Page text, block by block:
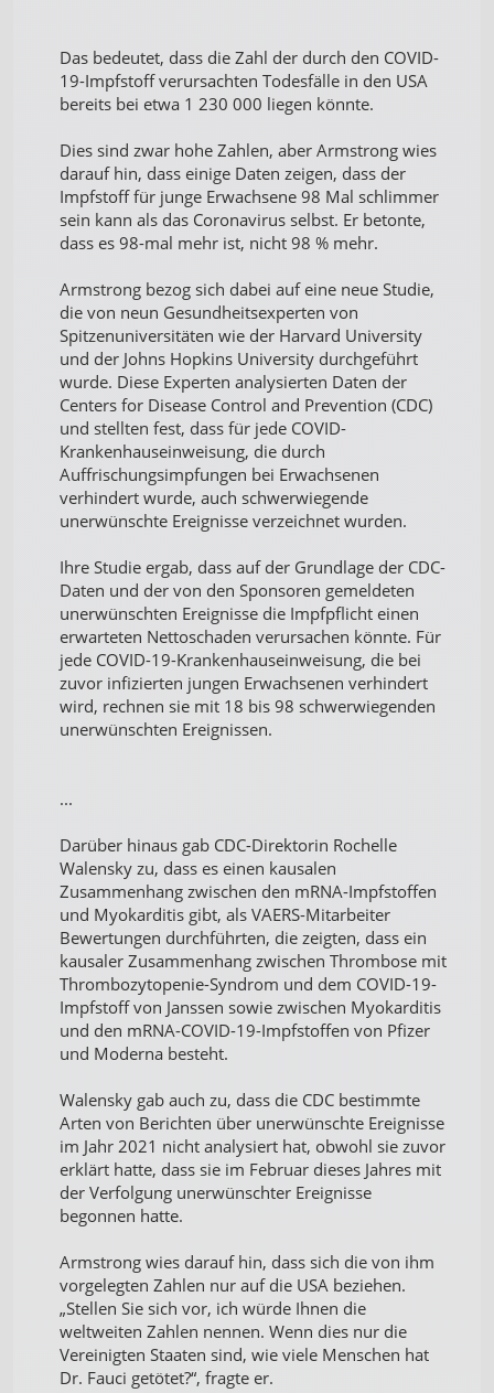
Das bedeutet, dass die Zahl der durch den COVID-
19-Impfstoff verursachten Todesfälle in den USA
bereits bei etwa 1 230 000 liegen könnte.
Dies sind zwar hohe Zahlen, aber Armstrong wies
darauf hin, dass einige Daten zeigen, dass der
Impfstoff für junge Erwachsene 98 Mal schlimmer
sein kann als das Coronavirus selbst. Er betonte,
dass es 98-mal mehr ist, nicht 98 % mehr.
Armstrong bezog sich dabei auf eine neue Studie,
die von neun Gesundheitsexperten von
Spitzenuniversitäten wie der Harvard University
und der Johns Hopkins University durchgeführt
wurde. Diese Experten analysierten Daten der
Centers for Disease Control and Prevention (CDC)
und stellten fest, dass für jede COVID-
Krankenhauseinweisung, die durch
Auffrischungsimpfungen bei Erwachsenen
verhindert wurde, auch schwerwiegende
unerwünschte Ereignisse verzeichnet wurden.
Ihre Studie ergab, dass auf der Grundlage der CDC-
Daten und der von den Sponsoren gemeldeten
unerwünschten Ereignisse die Impfpflicht einen
erwarteten Nettoschaden verursachen könnte. Für
jede COVID-19-Krankenhauseinweisung, die bei
zuvor infizierten jungen Erwachsenen verhindert
wird, rechnen sie mit 18 bis 98 schwerwiegenden
unerwünschten Ereignissen.
...
Darüber hinaus gab CDC-Direktorin Rochelle
Walensky zu, dass es einen kausalen
Zusammenhang zwischen den mRNA-Impfstoffen
und Myokarditis gibt, als VAERS-Mitarbeiter
Bewertungen durchführten, die zeigten, dass ein
kausaler Zusammenhang zwischen Thrombose mit
Thrombozytopenie-Syndrom und dem COVID-19-
Impfstoff von Janssen sowie zwischen Myokarditis
und den mRNA-COVID-19-Impfstoffen von Pfizer
und Moderna besteht.
Walensky gab auch zu, dass die CDC bestimmte
Arten von Berichten über unerwünschte Ereignisse
im Jahr 2021 nicht analysiert hat, obwohl sie zuvor
erklärt hatte, dass sie im Februar dieses Jahres mit
der Verfolgung unerwünschter Ereignisse
begonnen hatte.
Armstrong wies darauf hin, dass sich die von ihm
vorgelegten Zahlen nur auf die USA beziehen.
„Stellen Sie sich vor, ich würde Ihnen die
weltweiten Zahlen nennen. Wenn dies nur die
Vereinigten Staaten sind, wie viele Menschen hat
Dr. Fauci getötet?“, fragte er.